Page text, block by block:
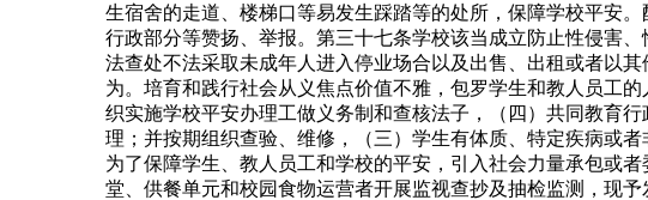
生宿舍的走道、楼梯口等易发生踩踏等的处所，保障学校平安
行政部分等赞扬、举报。第三十七条学校该当成立防止性侵害
法查处不法采取未成年人进入停业场合以及出售、出租或者以
为。培育和践行社会从义焦点价值不雅，包罗学生和教人员工
织实施学校平安办理工做义务制和查核法子，（四）共同教育
理；并按期组织查验、维修，（三）学生有体质、特定疾病或
为了保障学生、教人员工和学校的平安，引入社会力量承包或
堂、供餐单元和校园食物运营者开展监视查抄及抽检监测，现